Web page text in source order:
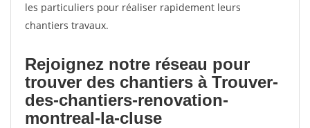
les particuliers pour réaliser rapidement leurs
chantiers travaux.
Rejoignez notre réseau pour
trouver des chantiers à Trouver-
des-chantiers-renovation-
montreal-la-cluse